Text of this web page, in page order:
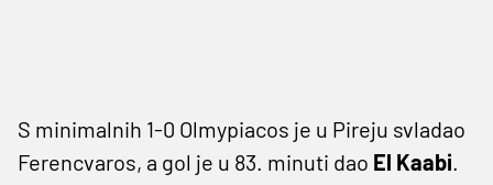
S minimalnih 1-0 Olmypiacos je u Pireju svladao
Ferencvaros, a gol je u 83. minuti dao El Kaabi.